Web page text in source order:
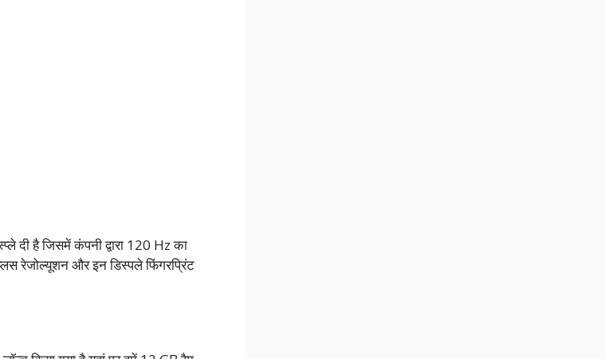
दी है जिसमें कंपनी द्वारा 120 Hz का
रेजोल्यूशन और इन डिस्पले फिंगरप्रिंट